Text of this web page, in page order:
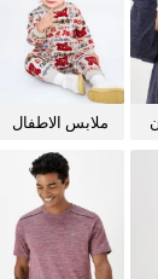
ملابس الاطفال